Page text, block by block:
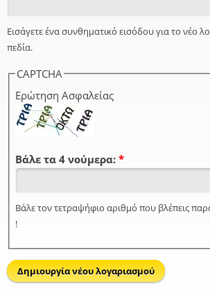
Εισάγετε ένα συνθηματικό εισόδου για το νέο
πεδία.
CAPTCHA
Ερώτηση Ασφαλείας
Βάλε τα 4 νούμερα: *
Βάλε τον τετραψήφιο αριθμό που βλέπεις
!